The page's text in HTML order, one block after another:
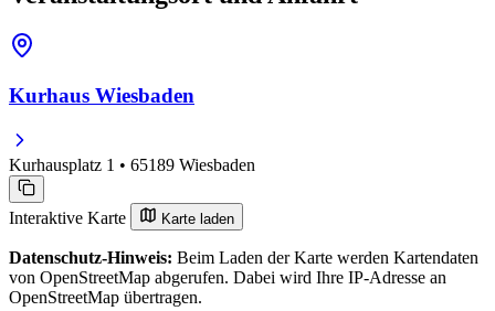
Kurhaus Wiesbaden
Kurhausplatz 1 • 65189 Wiesbaden
Interaktive Karte Karte laden
Datenschutz-Hinweis: Beim Laden der Karte werden Kartendaten
von OpenStreetMap abgerufen. Dabei wird Ihre IP-Adresse an
OpenStreetMap übertragen.